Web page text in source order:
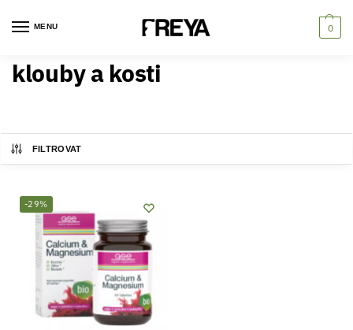
MENU 0
klouby a kosti
FILTROVAT
-29%